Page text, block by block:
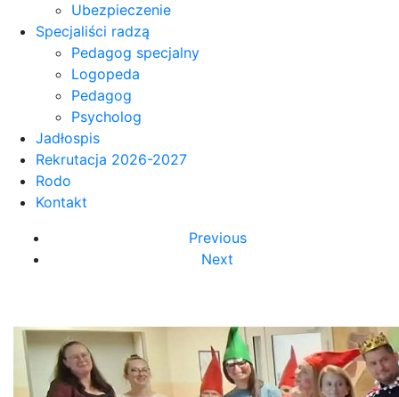
Ubezpieczenie
Specjaliści radzą
Pedagog specjalny
Logopeda
Pedagog
Psycholog
Jadłospis
Rekrutacja 2026-2027
Rodo
Kontakt
Previous
Next